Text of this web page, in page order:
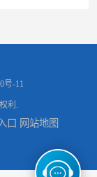
济南全自动电子防潮柜供应 防潮柜厂家直销型号齐全
号-11
利.
口 网站地图